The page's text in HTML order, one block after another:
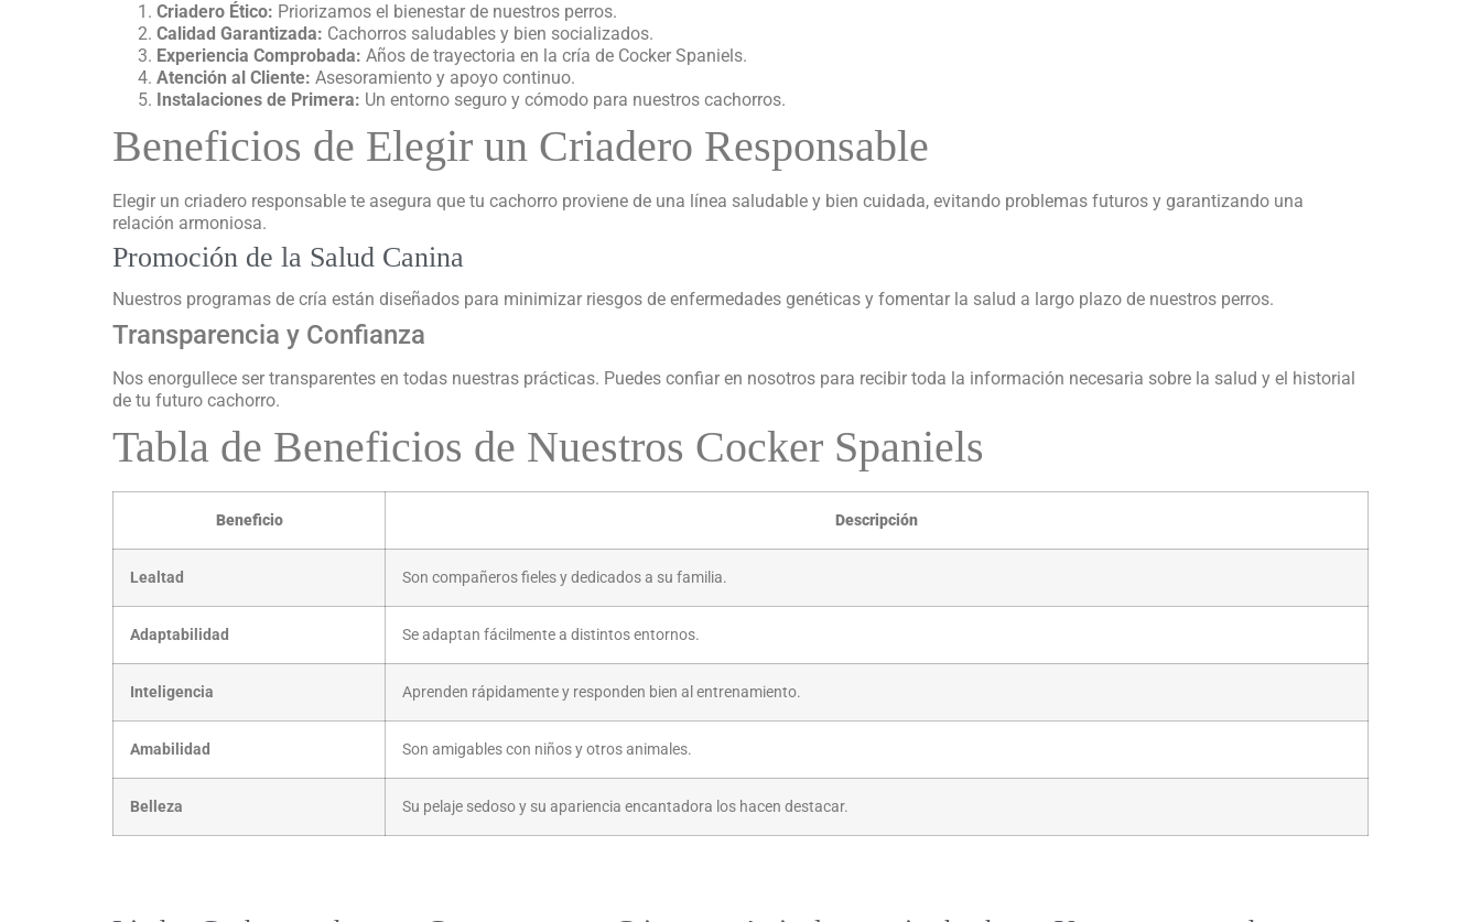
Criadero Ético: Priorizamos el bienestar de nuestros perros.
Calidad Garantizada: Cachorros saludables y bien socializados.
Experiencia Comprobada: Años de trayectoria en la cría de Cocker Spaniels.
Atención al Cliente: Asesoramiento y apoyo continuo.
Instalaciones de Primera: Un entorno seguro y cómodo para nuestros cachorros.
Beneficios de Elegir un Criadero Responsable
Elegir un criadero responsable te asegura que tu cachorro proviene de una línea saludable y bien cuidada, evitando problemas futuros y garantizando una
relación armoniosa.
Promoción de la Salud Canina
Nuestros programas de cría están diseñados para minimizar riesgos de enfermedades genéticas y fomentar la salud a largo plazo de nuestros perros.
Transparencia y Confianza
Nos enorgullece ser transparentes en todas nuestras prácticas. Puedes confiar en nosotros para recibir toda la información necesaria sobre la salud y el historial
de tu futuro cachorro.
Tabla de Beneficios de Nuestros Cocker Spaniels
Beneficio Descripción
Lealtad Son compañeros fieles y dedicados a su familia.
Adaptabilidad Se adaptan fácilmente a distintos entornos.
Inteligencia Aprenden rápidamente y responden bien al entrenamiento.
Amabilidad Son amigables con niños y otros animales.
Belleza Su pelaje sedoso y su apariencia encantadora los hacen destacar.